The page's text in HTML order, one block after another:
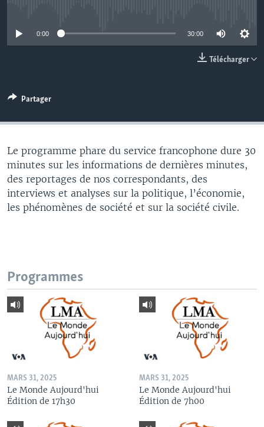
0:00 30:00
Télécharger
Partager
Le programme phare du service francophone dure 30
minutes sur les informations de dernières minutes,
des reportages de nos correspondants, des
interviews et analyses sur la politique, l’économie,
les phénomènes de société et sur la société civile.
Programmes
MARS 31, 2025
Le Monde Aujourd'hui
Édition de 17h30
MARS 31, 2025
Le Monde Aujourd'hui
Édition de 7h00